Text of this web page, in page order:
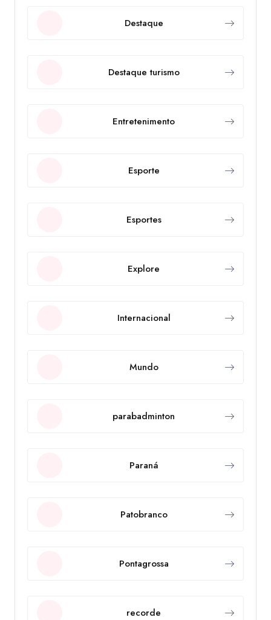
Destaque
Destaque turismo
Entretenimento
Esporte
Esportes
Explore
Internacional
Mundo
parabadminton
Paraná
Patobranco
Pontagrossa
recorde